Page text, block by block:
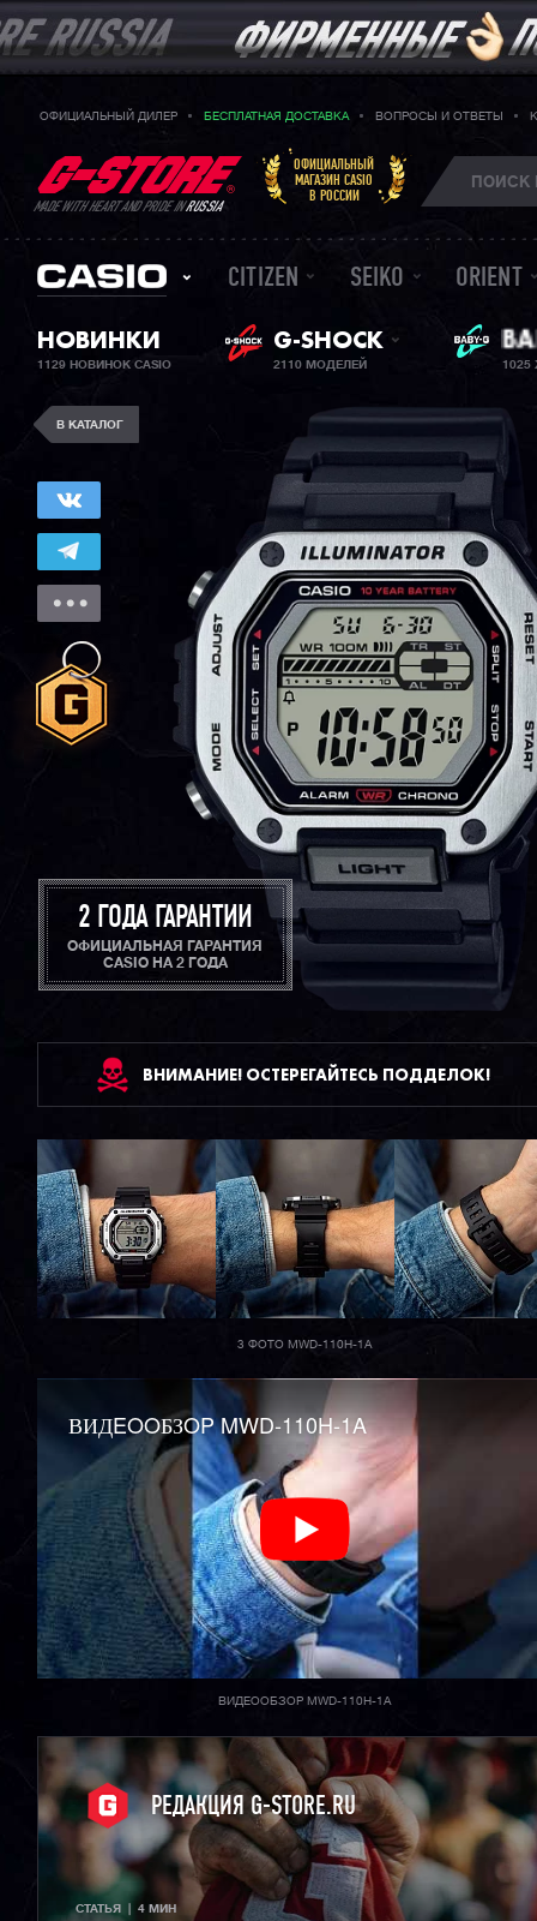
ОФИЦИАЛЬНЫЙ ДИЛЕР БЕСПЛАТНАЯ ДОСТАВКА ВОПРОСЫ И ОТВЕТЫ
MADE WITH HEART AND PRIDE INRUSSIA
ОФИЦИАЛЬНЫЙ
МАГАЗИН CASIO
В РОССИИ
CITIZEN SEIKO ORIENT
НОВИНКИ
1129 НОВИНОК CASIO
G-SHOCK
2110 МОДЕЛЕЙ
В КАТАЛОГ
2 ГОДА ГАРАНТИИ
ОФИЦИАЛЬНАЯ ГАРАНТИЯ
CASIO НА 2 ГОДА
ВНИМАНИЕ! ОСТЕРЕГАЙТЕСЬ ПОДДЕЛОК!
3 ФОТО MWD-110H-1A
ВИДEOOБЗOP MWD-110H-1A
ВИДЕООБЗОР MWD-110H-1A
РЕДАКЦИЯ G-STORE.RU
СТАТЬЯ  |  4 МИН